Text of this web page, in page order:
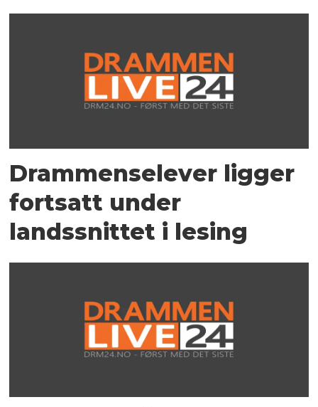
Drammenselever ligger
fortsatt under
landssnittet i lesing